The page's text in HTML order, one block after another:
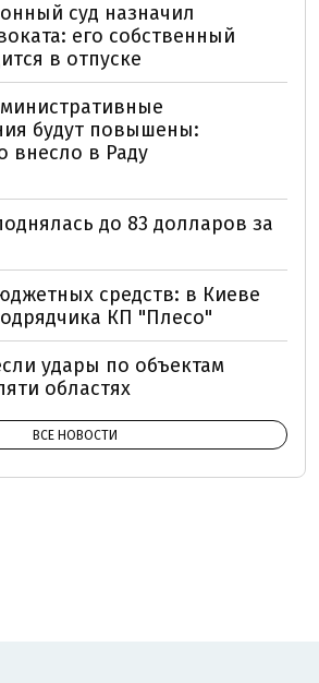
суд назначил
его собственный
в отпуске
будут повышены:
внесло в Раду
до 83 долларов за
средств: в Киеве
КП "Плесо"
удары по объектам
областях
ВСЕ НОВОСТИ